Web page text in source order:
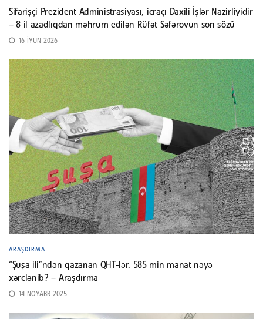
Sifarişçi Prezident Administrasiyası, icraçı Daxili İşlər Nazirliyidir
– 8 il azadlıqdan məhrum edilən Rüfət Səfərovun son sözü
16 İYUN 2026
ARAŞDIRMA
“Şuşa ili”ndən qazanan QHT-lər. 585 min manat nəyə
xərclənib? – Araşdırma
14 NOYABR 2025